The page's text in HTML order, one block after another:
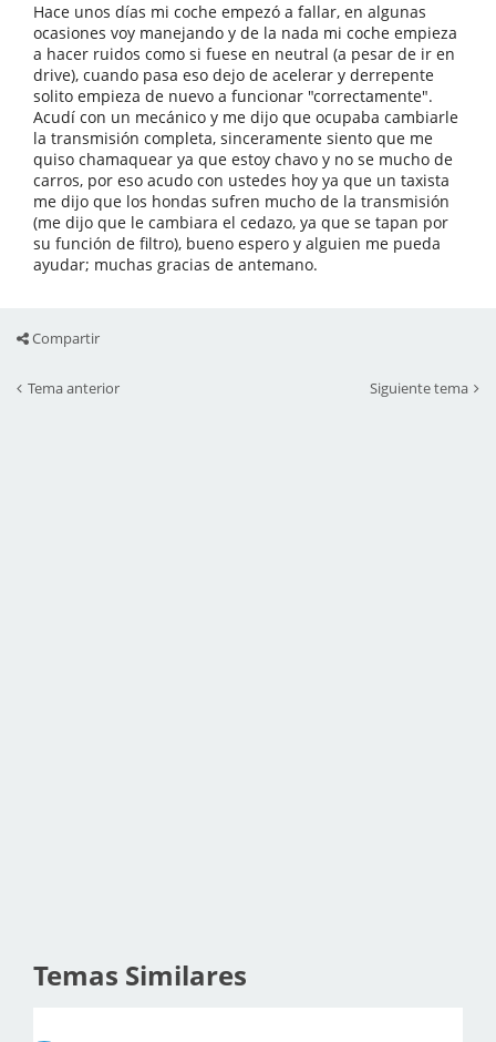
Hace unos días mi coche empezó a fallar, en algunas
ocasiones voy manejando y de la nada mi coche empieza
a hacer ruidos como si fuese en neutral (a pesar de ir en
drive), cuando pasa eso dejo de acelerar y derrepente
solito empieza de nuevo a funcionar "correctamente".
Acudí con un mecánico y me dijo que ocupaba cambiarle
la transmisión completa, sinceramente siento que me
quiso chamaquear ya que estoy chavo y no se mucho de
carros, por eso acudo con ustedes hoy ya que un taxista
me dijo que los hondas sufren mucho de la transmisión
(me dijo que le cambiara el cedazo, ya que se tapan por
su función de filtro), bueno espero y alguien me pueda
ayudar; muchas gracias de antemano.
Compartir
Tema anterior Siguiente tema
Temas Similares